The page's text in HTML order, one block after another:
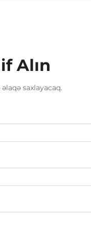
Alın
saxlayacaq.